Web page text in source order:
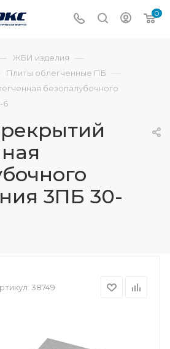
0
ЖБИ изделия —
Плиты облегченные ПБ —
безопалубочного
6
3ПБ 30-
38749